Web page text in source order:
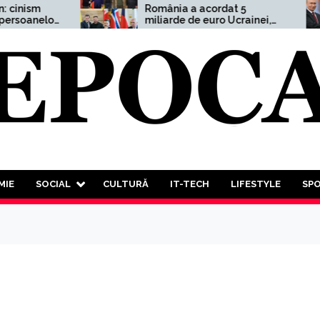
România a acordat 5
miliarde de euro Ucrainei,
adică 1,5% din PIB
SOCIAL CULTURĂ IT-TECH LIFESTYLE